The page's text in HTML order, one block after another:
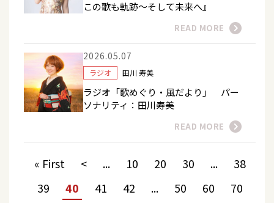
この歌も軌跡〜そして未来へ』
READ MORE
2026.05.07
ラジオ 田川 寿美
ラジオ「歌めぐり・風だより」 パー
ソナリティ：田川寿美
READ MORE
« First < ... 10 20 30 ...
38
39
40 41 42 ... 50 60
70